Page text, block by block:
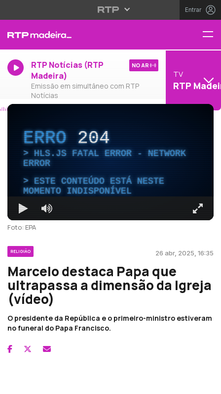
Entrar
RTP Notícias (RTP
Madeira)
Emissão em simultâneo com RTP
Notícias
NO AR
TV
RTP
ERRO204
HLS.JS FATAL ERROR - NETWORK
ERROR
ESTE CONTEÚDO ESTÁ NESTE
MOMENTO INDISPONÍVEL
Foto: EPA
RELIGIÃO 26 abr, 2025, 16:35
Marcelo destaca Papa que
ultrapassa a dimensão da Igreja
(vídeo)
O presidente da República e o primeiro-ministro estiveram
no funeral do Papa Francisco.